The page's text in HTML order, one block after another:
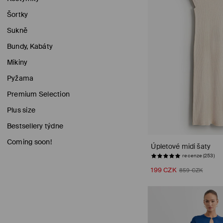
Šortky
Sukně
Bundy, Kabáty
Mikiny
Pyžama
Premium Selection
Plus size
Bestsellery týdne
Coming soon!
Úpletové midi šaty
POSLEDNÍ KUSY
199 CZK 859 CZK